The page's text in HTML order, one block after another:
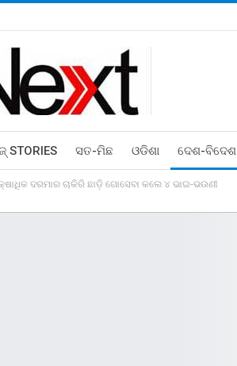
ସତ-ମିଛ ଓଡିଶା ଦେଶ-ବିଦେଶ
ଦରମାର ଚାକିରି ଛାଡ଼ି ଗୋସେବା କଲେ ୪ ଭାଇ-ଭଉଣୀ